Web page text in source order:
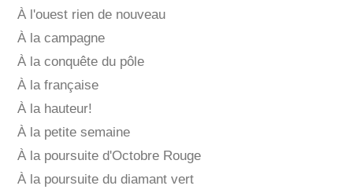
À l'ouest rien de nouveau
À la campagne
À la conquête du pôle
À la française
À la hauteur!
À la petite semaine
À la poursuite d'Octobre Rouge
À la poursuite du diamant vert